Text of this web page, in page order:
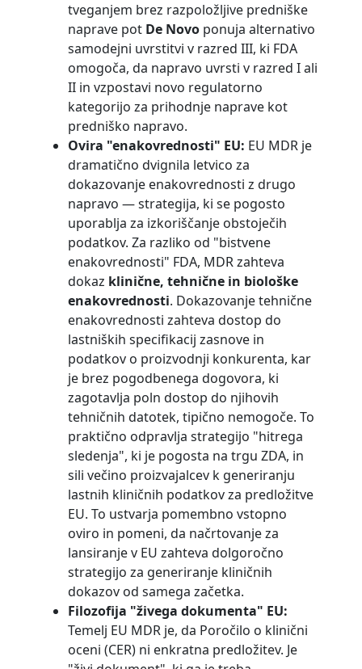
tveganjem brez razpoložljive predniške
naprave pot De Novo ponuja alternativo
samodejni uvrstitvi v razred III, ki FDA
omogoča, da napravo uvrsti v razred I ali
II in vzpostavi novo regulatorno
kategorijo za prihodnje naprave kot
predniško napravo.
Ovira "enakovrednosti" EU: EU MDR je
dramatično dvignila letvico za
dokazovanje enakovrednosti z drugo
napravo — strategija, ki se pogosto
uporablja za izkoriščanje obstoječih
podatkov. Za razliko od "bistvene
enakovrednosti" FDA, MDR zahteva
dokaz klinične, tehnične in biološke
enakovrednosti. Dokazovanje tehnične
enakovrednosti zahteva dostop do
lastniških specifikacij zasnove in
podatkov o proizvodnji konkurenta, kar
je brez pogodbenega dogovora, ki
zagotavlja poln dostop do njihovih
tehničnih datotek, tipično nemogoče. To
praktično odpravlja strategijo "hitrega
sledenja", ki je pogosta na trgu ZDA, in
sili večino proizvajalcev k generiranju
lastnih kliničnih podatkov za predložitve
EU. To ustvarja pomembno vstopno
oviro in pomeni, da načrtovanje za
lansiranje v EU zahteva dolgoročno
strategijo za generiranje kliničnih
dokazov od samega začetka.
Filozofija "živega dokumenta" EU:
Temelj EU MDR je, da Poročilo o klinični
oceni (CER) ni enkratna predložitev. Je